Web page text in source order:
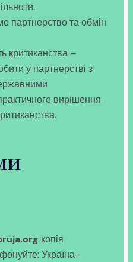
партнерство та обмін
критиканства –
у партнерстві з
вирішення
копія
Україна-